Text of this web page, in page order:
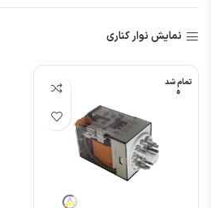
نمایش نوار کناری
تمام شد
ه